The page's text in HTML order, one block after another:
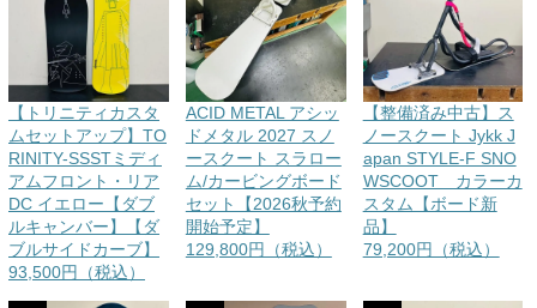
【トリニティカスタ
ムセットアップ】TO
RINITY-SSSTミディ
アムフロント・リア
DC イエロー【ダブ
ルキャンバー】【ダ
ブルサイドカーブ】
93,500円（税込）
ACID METAL アシッ
ドメタル 2027 スノ
ースクート スラロー
ム/カービングボード
セット【2026秋予約
開始予定】
129,800円（税込）
【整備済み中古】ス
ノースクート Jykk J
apan STYLE-F SNO
WSCOOT カラーカ
スタム【ボード新
品】
79,200円（税込）